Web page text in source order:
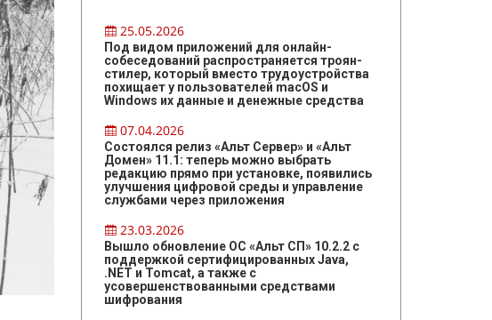
25.05.2026
Под видом приложений для онлайн-
собеседований распространяется троян-
стилер, который вместо трудоустройства
похищает у пользователей macOS и
Windows их данные и денежные средства
07.04.2026
Состоялся релиз «Альт Сервер» и «Альт
Домен» 11.1: теперь можно выбрать
редакцию прямо при установке, появились
улучшения цифровой среды и управление
службами через приложения
23.03.2026
Вышло обновление ОС «Альт СП» 10.2.2 с
поддержкой сертифицированных Java,
.NET и Tomcat, а также с
усовершенствованными средствами
шифрования